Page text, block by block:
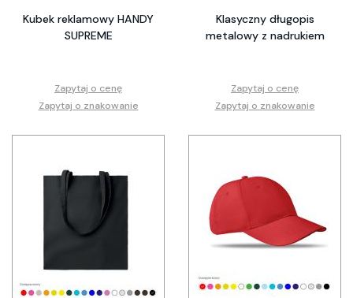
Kubek reklamowy HANDY
SUPREME
Zapytaj o cenę
Zapytaj o znakowanie
Klasyczny długopis
metalowy z nadrukiem
Zapytaj o cenę
Zapytaj o znakowanie